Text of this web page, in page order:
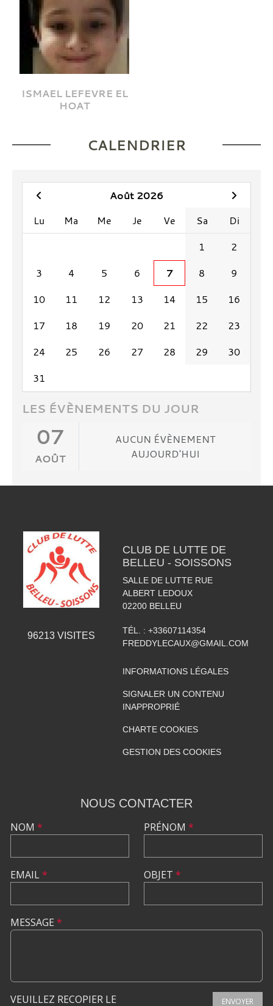
ISMAEL LEFEVRE EL
HOAT
CALENDRIER
Août 2026
Lu
Ma Me Je Ve Sa
Di
1
2
3
4 5 6 7 8
9
10
11 12 13 14 15
16
17
18 19 20 21 22
23
24
25 26 27 28 29
30
31
LES ÉVÈNEMENTS DU JOUR
07
AOÛT
AUCUN ÉVÈNEMENT
AUJOURD'HUI
96213VISITES
CLUB DE LUTTE DE
BELLEU - SOISSONS
SALLE DE LUTTE RUE
ALBERT LEDOUX
02200 BELLEU
TÉL. : +33607114354
FREDDYLECAUX@GMAIL.COM
INFORMATIONS LÉGALES
SIGNALER UN CONTENU
INAPPROPRIÉ
CHARTE COOKIES
GESTION DES COOKIES
NOUS CONTACTER
NOM *
EMAIL*
PRÉNOM *
OBJET *
MESSAGE *
VEUILLEZ RECOPIER LE ENVOYER